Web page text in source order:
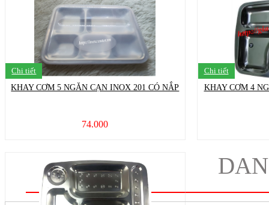
Chi tiết
KHAY CƠM 5 NGĂN CẠN INOX 201 CÓ NẮP
74.000
Chi tiết
KHAY CƠM 4